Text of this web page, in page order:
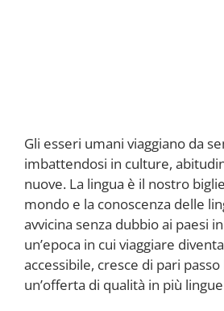
Gli esseri umani viaggiano da
imbattendosi in culture,
nuove. La lingua è il nostro
mondo e la conoscenza delle
avvicina senza dubbio ai paesi
un’epoca in cui viaggiare
accessibile, cresce di pari
un’offerta di qualità in più